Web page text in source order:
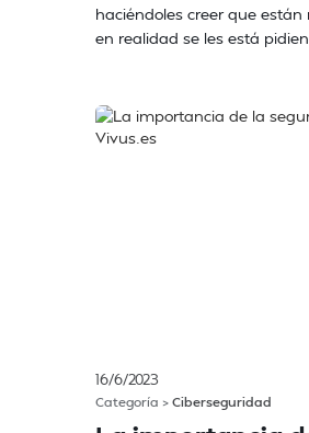
haciéndoles creer que
en realidad se les está
16/6/2023
Categoría > Ciberseguridad